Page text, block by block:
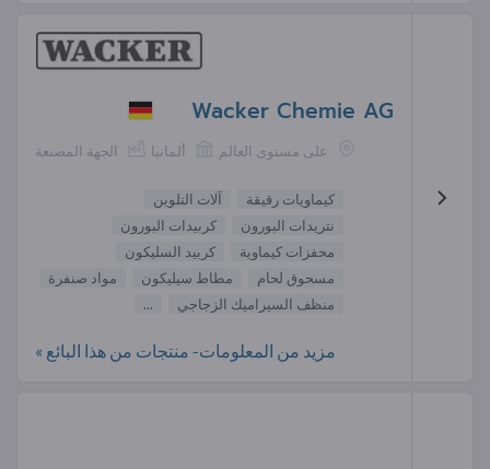
Wacker Chemie AG
الجهة المصنعة ألمانيا على مستوى العالم
كيماويات رقيقة
آلات التلوين
نتريدات البورون
كربيدات البورون
محفزات كيماوية
كربيد السليكون
مسحوق لحام
مطاط سيليكون
مواد صنفرة
منظف السيراميك الزجاجي
...
مزيد من المعلومات- منتجات من هذا البائع »